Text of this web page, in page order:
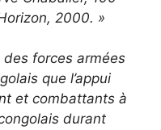
2000. »
forces armées
que l’appui
et combattants à
durant